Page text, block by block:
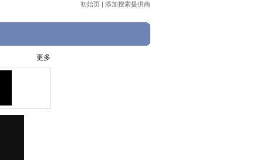
初始页 | 添加搜索提供商
更多